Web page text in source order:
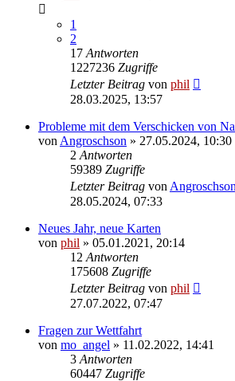
1
2
17 Antworten
1227236 Zugriffe
Letzter Beitrag von phil
28.03.2025, 13:57
Probleme mit dem Verschicken von
von Angroschson » 27.05.2024, 10:30
2 Antworten
59389 Zugriffe
Letzter Beitrag von Angroschson
28.05.2024, 07:33
Neues Jahr, neue Karten
von phil » 05.01.2021, 20:14
12 Antworten
175608 Zugriffe
Letzter Beitrag von phil
27.07.2022, 07:47
Fragen zur Wettfahrt
von mo_angel » 11.02.2022, 14:41
3 Antworten
60447 Zugriffe